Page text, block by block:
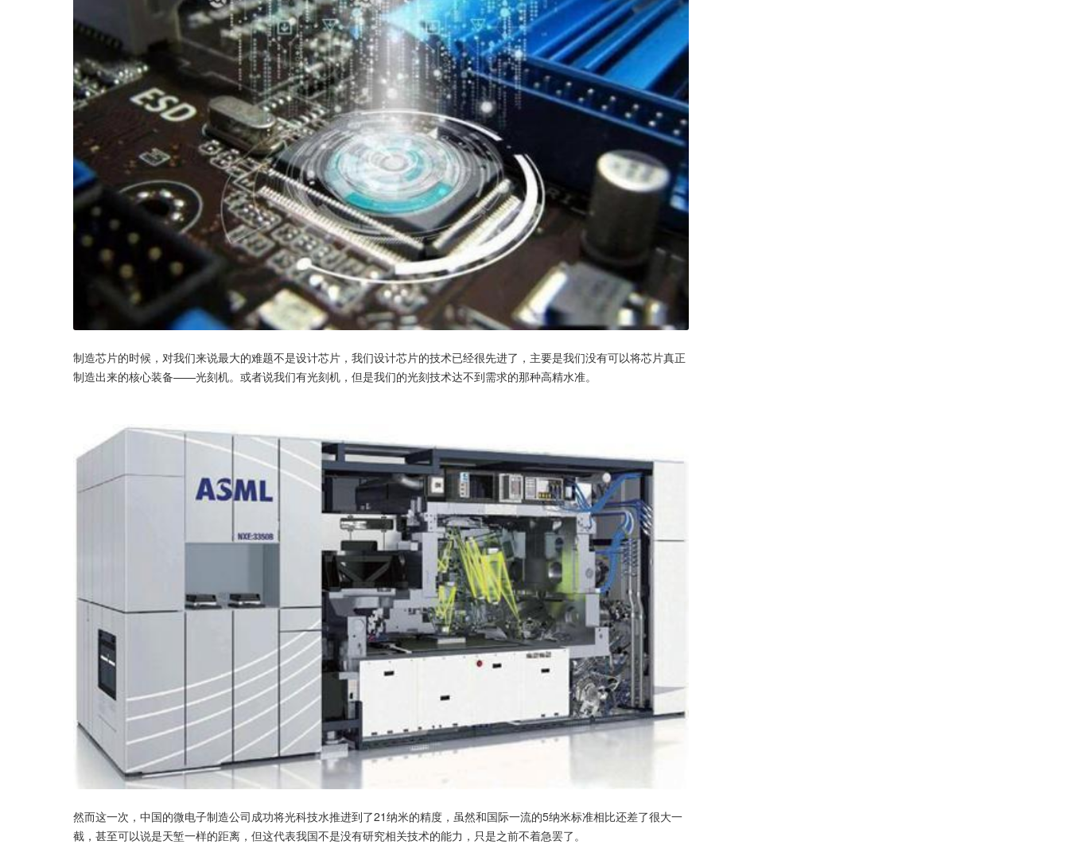
制造芯片的时候，对我们来说最大的难题不是设计芯片，我们设计芯片的技术已经很先进了，主要是我们没有可以将芯片真正
制造出来的核心装备——光刻机。或者说我们有光刻机，但是我们的光刻技术达不到需求的那种高精水准。
然而这一次，中国的微电子制造公司成功将光科技水推进到了21纳米的精度，虽然和国际一流的5纳米标准相比还差了很大一
截，甚至可以说是天堑一样的距离，但这代表我国不是没有研究相关技术的能力，只是之前不着急罢了。